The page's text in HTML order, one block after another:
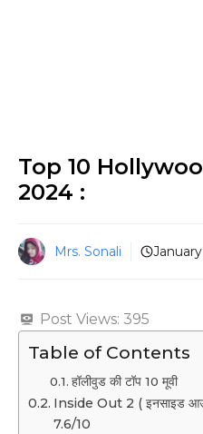
Top 10
2024 :
Mrs. Sonali
Post Views: 395
Table of Contents
हॉलीवुड की टॉप 10 मूवी
Inside Out 2 ( इनसाइड
7.6/10